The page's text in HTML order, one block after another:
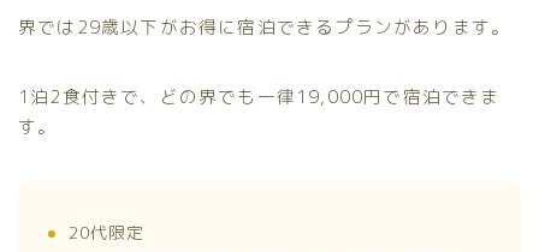
界では29歳以下がお得に宿泊できるプランがあります。
1泊2食付きで、どの界でも一律19,000円で宿泊できま
す。
20代限定